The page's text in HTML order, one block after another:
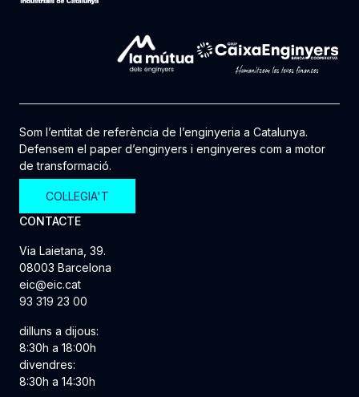
Som l’entitat de referència de l’enginyeria a Catalunya.
Defensem el paper d’enginyers i enginyeres com a motor
de transformació.
COL·LEGIA'T
CONTACTE
Via Laietana, 39.
08003 Barcelona
eic@eic.cat
93 319 23 00
dilluns a dijous:
8:30h a 18:00h
divendres:
8:30h a 14:30h